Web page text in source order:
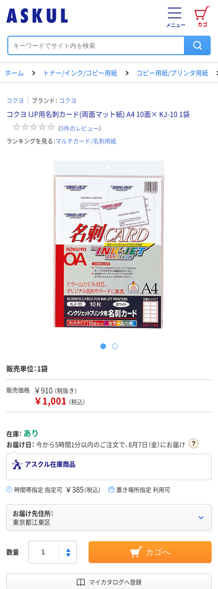
カゴ
メニュー
ホーム トナー/インク/コピー用紙 コピー用紙/プリンタ用紙
コクヨ ブランド： コクヨ
コクヨ IJP用名刺カード(両面マット紙) A4 10面× KJ-10 1袋
（0件のレビュー）
ランキングを見る：マルチカード/名刺用紙
販売単位：1袋
販売価格 ￥910 （税抜き）
￥1,001 （税込）
在庫： あり
お届け日： 今から5時間1分以内のご注文で、8月7日（金）にお届け
アスクル在庫商品
時間帯指定 指定可 ￥385（税込） 置き場所指定 利用可
お届け先住所：
東京都江東区
数量 カゴへ
マイカタログへ登録